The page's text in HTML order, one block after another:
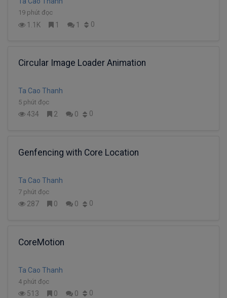
19 phút đọc
1.1K 1 1 0
Circular Image Loader Animation
Ta Cao Thanh
5 phút đọc
434 2 0 0
Genfencing with Core Location
Ta Cao Thanh
7 phút đọc
287 0 0 0
CoreMotion
Ta Cao Thanh
4 phút đọc
513 0 0 0